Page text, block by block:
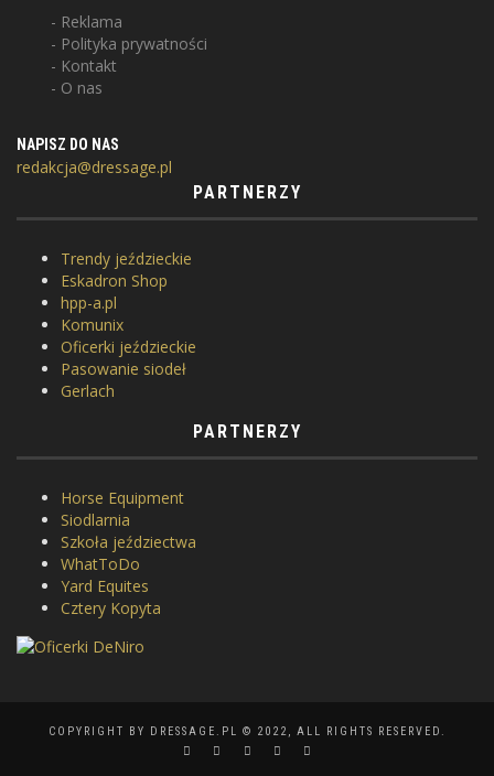
Reklama
Polityka prywatności
Kontakt
O nas
NAPISZ DO NAS
redakcja@dressage.pl
PARTNERZY
Trendy jeździeckie
Eskadron Shop
hpp-a.pl
Komunix
Oficerki jeździeckie
Pasowanie siodeł
Gerlach
PARTNERZY
Horse Equipment
Siodlarnia
Szkoła jeździectwa
WhatToDo
Yard Equites
Cztery Kopyta
COPYRIGHT BY DRESSAGE.PL © 2022, ALL RIGHTS RESERVED.